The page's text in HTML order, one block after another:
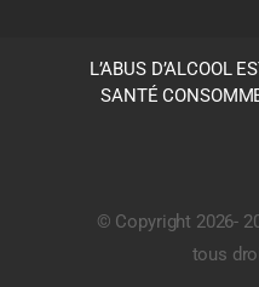
L’ABUS D’ALCOOL
SANTÉ
© Copyright 2026-
tous